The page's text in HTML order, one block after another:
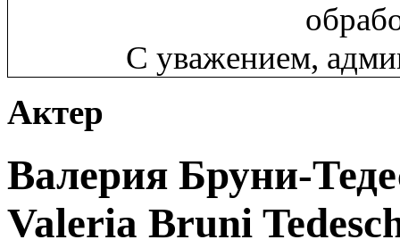
С уважением,
Актер
Валерия Бруни-
Valeria Bruni